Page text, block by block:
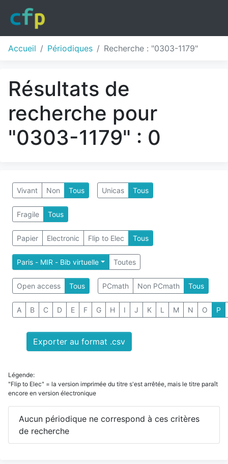
Accueil Périodiques Recherche : "0303-1179"
Résultats de
recherche pour
"0303-1179" : 0
Vivant Non Tous Unicas Tous
Fragile Tous
Papier Electronic Flip to Elec Tous
Paris - MIR - Bib virtuelle Toutes
Open access Tous PCmath Non PCmath Tous
A B C D E F G H I J K L M N O P
Exporter au format .csv
Légende:
"Flip to Elec" = la version imprimée du titre s'est arrêtée, mais le titre paraît
encore en version électronique
Aucun périodique ne correspond à ces critères
de recherche